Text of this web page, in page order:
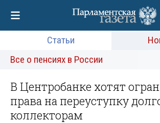
Статьи
Все о пенсиях в России
В Центробанке хотят
права на переуступку
коллекторам